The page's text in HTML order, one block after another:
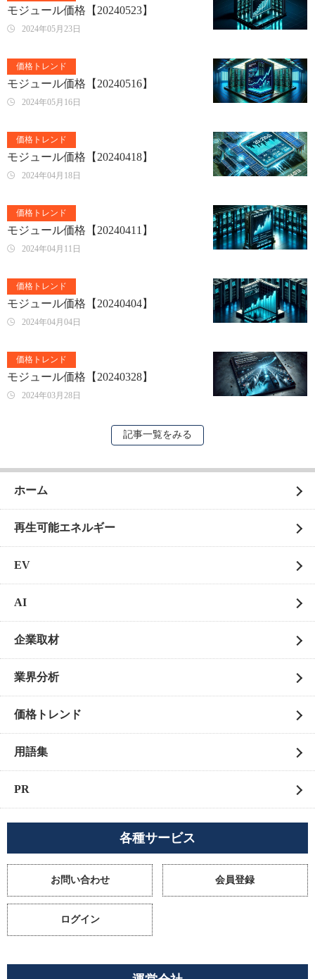
モジュール価格【20240523】
2024年05月23日
価格トレンド
モジュール価格【20240516】
2024年05月16日
価格トレンド
モジュール価格【20240418】
2024年04月18日
価格トレンド
モジュール価格【20240411】
2024年04月11日
価格トレンド
モジュール価格【20240404】
2024年04月04日
価格トレンド
モジュール価格【20240328】
2024年03月28日
記事一覧をみる
ホーム
再生可能エネルギー
EV
AI
企業取材
業界分析
価格トレンド
用語集
PR
各種サービス
お問い合わせ 会員登録
ログイン